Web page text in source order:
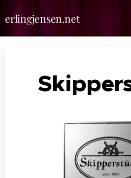
erlingjensen.net